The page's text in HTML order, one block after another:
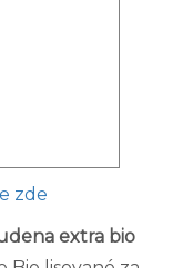
zde
extra bio